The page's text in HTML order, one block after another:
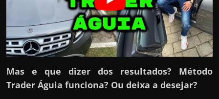
r
d
i
n
h
Mas e que dizer dos resultados? Método
Trader Águia funciona? Ou deixa a desejar?